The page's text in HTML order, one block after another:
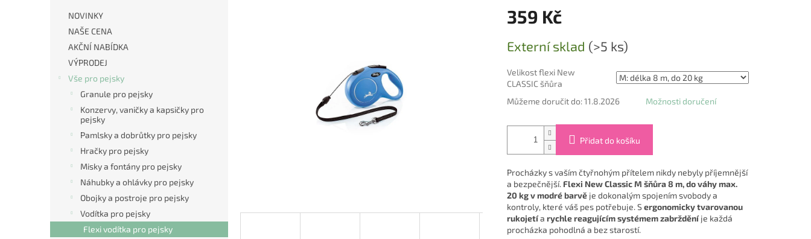
NOVINKY
NAŠE CENA
AKČNÍ NABÍDKA
VÝPRODEJ
Vše pro pejsky
Granule pro pejsky
Konzervy, vaničky a kapsičky pro
pejsky
Pamlsky a dobrůtky pro pejsky
Hračky pro pejsky
Misky a fontány pro pejsky
Náhubky a ohlávky pro pejsky
Obojky a postroje pro pejsky
Vodítka pro pejsky
Flexi vodítka pro pejsky
359 Kč
cena:
Externí sklad (>5 ks)
Velikost flexi New
CLASSIC šňůra
Můžeme doručit do: 11.8.2026 Možnosti doručení
Přidat do košíku
Procházky s vaším čtyřnohým přítelem nikdy nebyly příjemnější
a bezpečnější. Flexi New Classic M šňůra 8 m, do váhy max.
20 kg v modré barvěje dokonalým spojením svobody a
kontroly, které váš pes potřebuje. S ergonomicky tvarovanou
rukojetía rychle reagujícím systémem zabržděníje každá
procházka pohodlná a bez starostí.